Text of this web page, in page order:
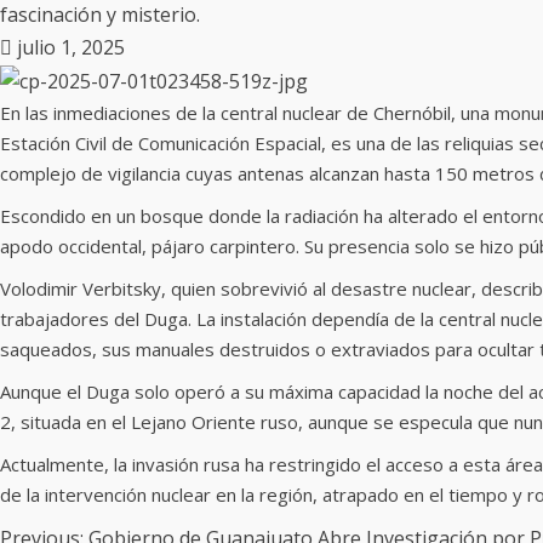
fascinación y misterio.
julio 1, 2025
En las inmediaciones de la central nuclear de Chernóbil, una
Estación Civil de Comunicación Espacial, es una de las
complejo de vigilancia cuyas antenas alcanzan hasta 150
Escondido en un bosque donde la radiación ha alterado el
apodo occidental, pájaro carpintero. Su presencia solo se hizo
Volodimir Verbitsky, quien sobrevivió al desastre nuclear,
trabajadores del Duga. La instalación dependía de la central
saqueados, sus manuales destruidos o extraviados para ocultar
Aunque el Duga solo operó a su máxima capacidad la noche
2, situada en el Lejano Oriente ruso, aunque se especula que
Actualmente, la invasión rusa ha restringido el acceso a esta
de la intervención nuclear en la región, atrapado en el tiempo y